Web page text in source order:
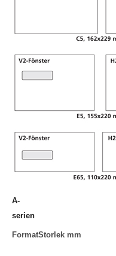
A-
serien
FormatStorlek mm